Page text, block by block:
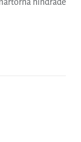
hindrade